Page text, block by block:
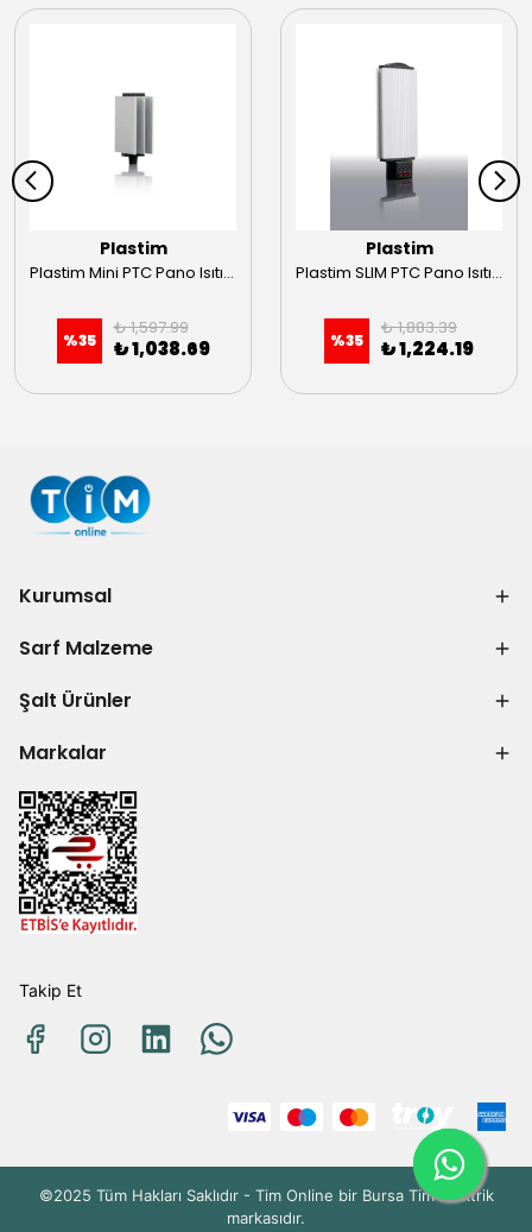
Plastim
Plastim Mini PTC Pano Isıtıcı 25W
%35
₺ 1,597.99
₺ 1,038.69
Plastim
Plastim SLIM PTC Pano Isıtıcısı 30W
%35
₺ 1,883.39
₺ 1,224.19
Kurumsal
Sarf Malzeme
Şalt Ürünler
Markalar
Takip Et
©2025 Tüm Hakları Saklıdır - Tim Online bir Bursa Tim Elektrik
markasıdır.